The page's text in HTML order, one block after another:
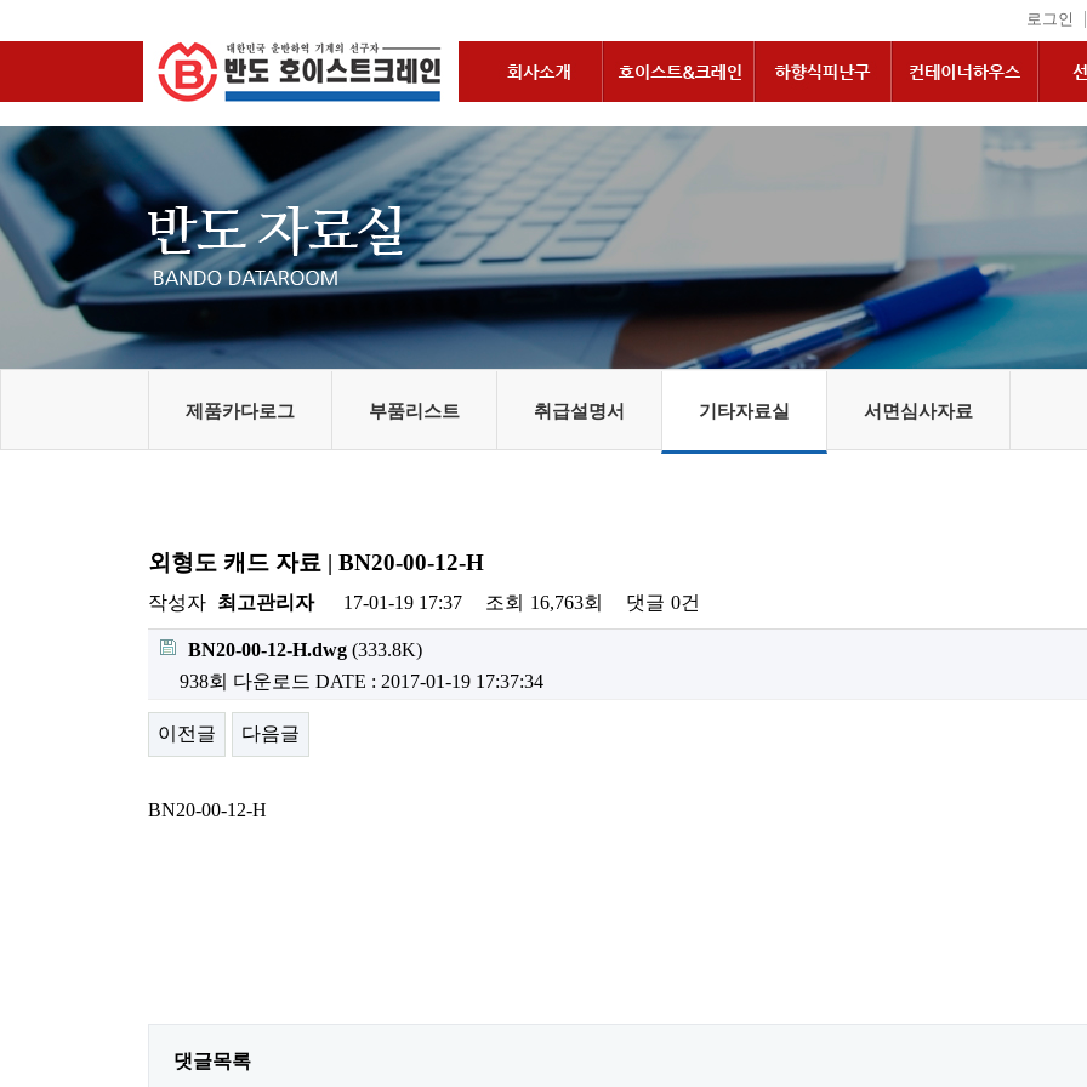
로그인 |
제품카다로그 부품리스트 취급설명서 기타자료실 서면심사자료
외형도 캐드 자료 | BN20-00-12-H
작성자 최고관리자 17-01-19 17:37 조회 16,763회 댓글 0건
BN20-00-12-H.dwg (333.8K)
938회 다운로드 DATE : 2017-01-19 17:37:34
이전글 다음글
BN20-00-12-H
댓글목록